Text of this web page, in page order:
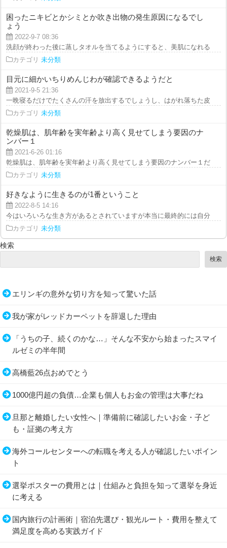
困ったニキビとかシミとか吹き出物の発生原因になるでし
ょう
2022-9-7 08:36
洗顔が終わった後に蒸しタオルを当てるようにすると、美肌になれると言
カテゴリ 未分類
目元に細かいちりめんじわが確認できるようだと
2021-9-5 21:36
一晩寝るだけでたくさんの汗を放出するでしょうし、はがれ落ちた皮脂等
カテゴリ 未分類
乾燥肌は、肌年齢を実年齢より高く見せてしまう要因のナ
ンバー１
2021-6-26 01:16
乾燥肌は、肌年齢を実年齢より高く見せてしまう要因のナンバー１だと言
カテゴリ 未分類
好きなように生きるのが1番ということ
2022-8-5 14:16
今はいろいろな生き方があるとされていますが本当に最終的には自分の好
カテゴリ 未分類
検索
検索
エリンギの意外な切り方を知って驚いた話
我が家がレッドカーペットを辞退した理由
「うちの子、続くのかな…」そんな不安から始まったスマイ
ルゼミの半年間
高橋藍26点おめでとう
1000億円超の負債…企業も個人もお金の管理は大事だね
旦那と離婚したい女性へ｜準備前に確認したいお金・子ど
も・証拠の考え方
海外コールセンターへの転職を考える人が確認したいポイン
ト
選挙ポスターの費用とは｜仕組みと負担を知って選挙を身近
に考える
国内旅行の計画術｜宿泊先選び・観光ルート・費用を整えて
満足度を高める実践ガイド